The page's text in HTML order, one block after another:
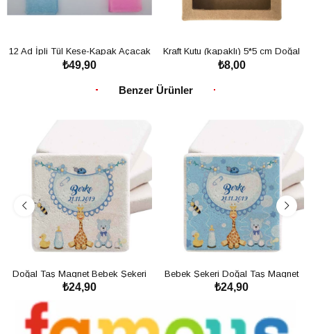
12 Ad İpli Tül Kese-Kapak Açacak
Doğal Taş Magnet için Kese
₺49,90
Kraft Kutu (kapaklı) 5*5 cm Doğal
Taş İçin Kraft Kutu
₺8,00
Benzer Ürünler
Doğal Taş Magnet Bebek Şekeri
Magnet Biberon Ve Hayvanlar
₺24,90
Bebek Şekeri Doğal Taş Magnet
Hayvanlar Alemi Ve Oyuncaklar
₺24,90